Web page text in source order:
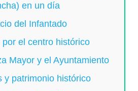
en un día
del Infantado
por el centro histórico
Mayor y el Ayuntamiento
y patrimonio histórico